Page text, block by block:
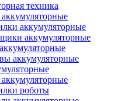
техника
аккумуляторные
аккумуляторные
аккумуляторные
роботы